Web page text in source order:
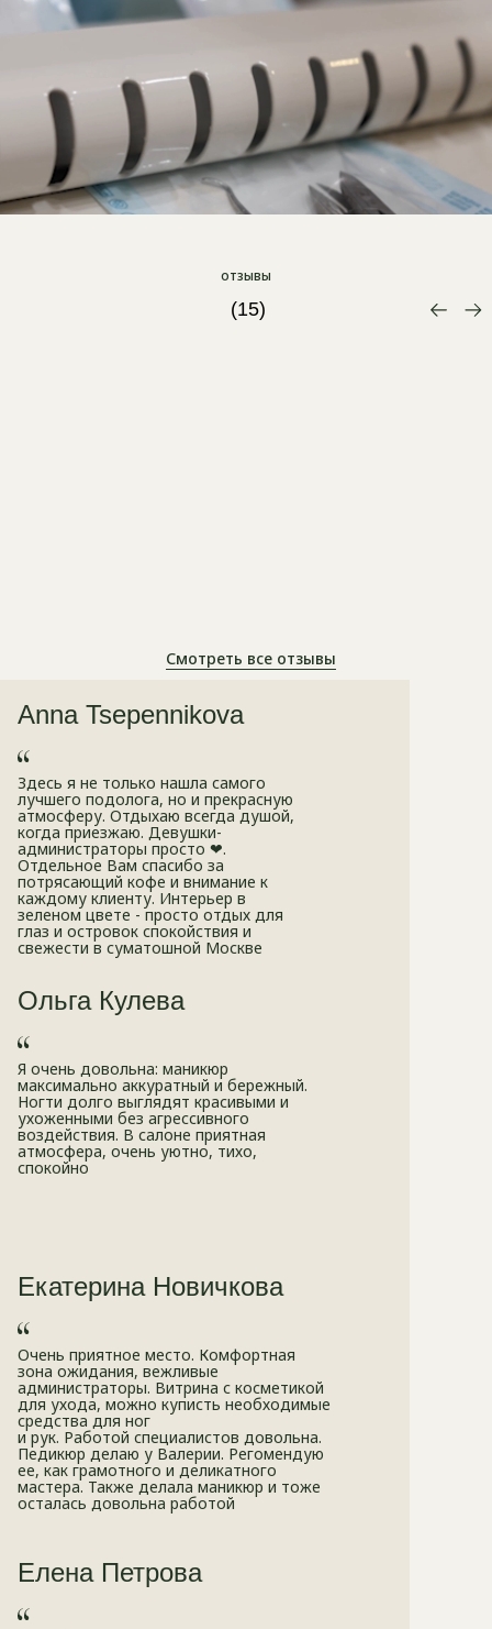
отзывы
(15)
Смотреть все отзывы
Anna Tsepennikova
Здесь я не только нашла самого
лучшего подолога, но и прекрасную
атмосферу. Отдыхаю всегда душой,
когда приезжаю. Девушки-
администраторы просто ❤.
Отдельное Вам спасибо за
потрясающий кофе и внимание к
каждому клиенту. Интерьер в
зеленом цвете - просто отдых для
глаз и островок спокойствия и
свежести в суматошной Москве
Ольга Кулева
Я очень довольна: маникюр
максимально аккуратный и бережный.
Ногти долго выглядят красивыми и
ухоженными без агрессивного
воздействия. В салоне приятная
атмосфера, очень уютно, тихо,
спокойно
Екатерина Новичкова
Очень приятное место. Комфортная
зона ожидания, вежливые
администраторы. Витрина с косметикой
для ухода, можно куписть необходимые
средства для ног
и рук. Работой специалистов довольна.
Педикюр делаю у Валерии. Регомендую
ее, как грамотного и деликатного
мастера. Также делала маникюр и тоже
осталась довольна работой
Елена Петрова